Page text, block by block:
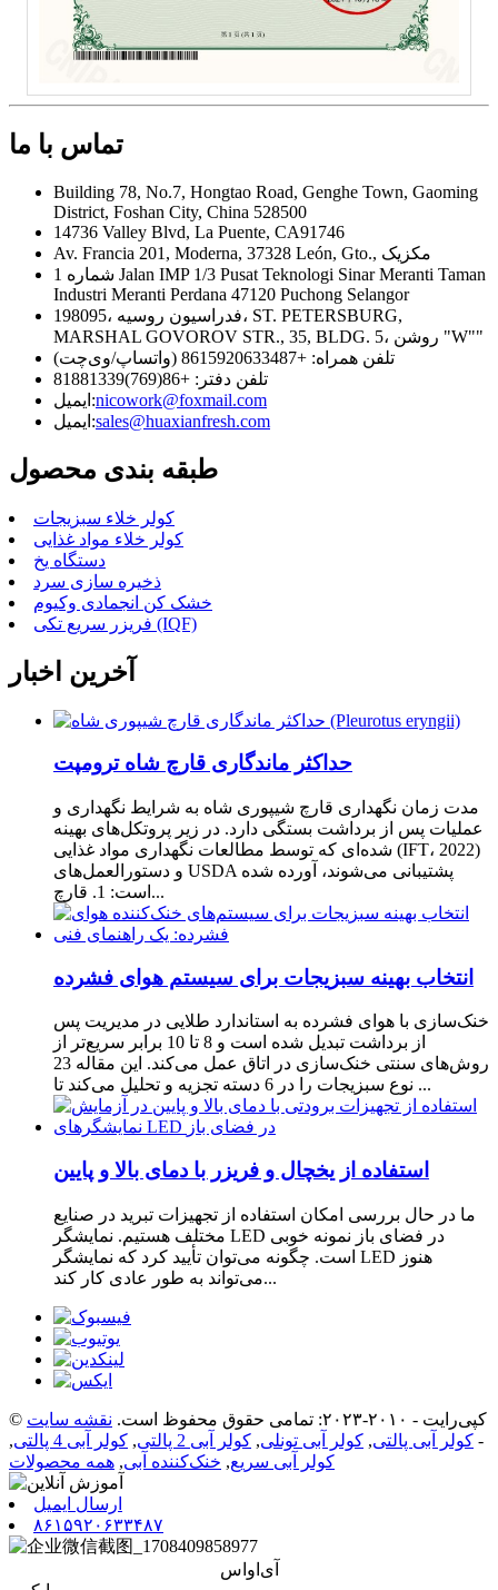
تماس با ما
Building 78, No.7, Hongtao Road, Genghe Town, Gaoming
District, Foshan City, China 528500
14736 Valley Blvd, La Puente, CA91746
Av. Francia 201, Moderna, 37328 León, Gto., مکزیک
شماره 1 Jalan IMP 1/3 Pusat Teknologi Sinar Meranti Taman
Industri Meranti Perdana 47120 Puchong Selangor
198095، فدراسیون روسیه، ST. PETERSBURG,
MARSHAL GOVOROV STR., 35, BLDG. 5، روشن "W""
تلفن همراه: +8615920633487 (واتساپ/وی‌چت)
تلفن دفتر: +86(769)81881339
ایمیل:nicowork@foxmail.com
ایمیل:sales@huaxianfresh.com
طبقه بندی محصول
کولر خلاء سبزیجات
کولر خلاء مواد غذایی
دستگاه یخ
ذخیره سازی سرد
خشک کن انجمادی وکیوم
فریزر سریع تکی (IQF)
آخرین اخبار
حداکثر ماندگاری قارچ شاه ترومپت
مدت زمان نگهداری قارچ شیپوری شاه به شرایط نگهداری و
عملیات پس از برداشت بستگی دارد. در زیر پروتکل‌های بهینه
شده‌ای که توسط مطالعات نگهداری مواد غذایی (IFT، 2022)
و دستورالعمل‌های USDA پشتیبانی می‌شوند، آورده شده
است: 1. قارچ...
انتخاب بهینه سبزیجات برای سیستم هوای فشرده
خنک‌سازی با هوای فشرده به استاندارد طلایی در مدیریت پس
از برداشت تبدیل شده است و 8 تا 10 برابر سریع‌تر از
روش‌های سنتی خنک‌سازی در اتاق عمل می‌کند. این مقاله 23
نوع سبزیجات را در 6 دسته تجزیه و تحلیل می‌کند تا ...
استفاده از یخچال و فریزر با دمای بالا و پایین
ما در حال بررسی امکان استفاده از تجهیزات تبرید در صنایع
مختلف هستیم. نمایشگر LED در فضای باز نمونه خوبی
است. چگونه می‌توان تأیید کرد که نمایشگر LED هنوز
می‌تواند به طور عادی کار کند...
© کپی‌رایت - ۲۰۱۰-۲۰۲۳: تمامی حقوق محفوظ است.
نقشه سایت
- کولر آبی پالتی, کولر آبی تونلی, کولر آبی 2 پالتی , کولر آبی 4 پالتی
,
کولر آبی سریع, خنک‌کننده آبی, همه محصولات
ارسال ایمیل
۸۶۱۵۹۲۰۶۳۳۴۸۷
آی‌او‌اس